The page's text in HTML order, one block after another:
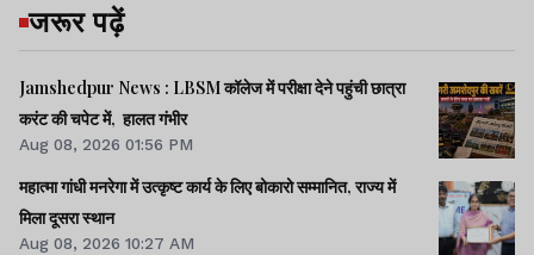
जरूर पढ़ें
Jamshedpur News : LBSM कॉलेज में परीक्षा देने पहुंची छात्रा
करंट की चपेट में, हालत गंभीर
Aug 08, 2026 01:56 PM
महात्मा गांधी मनरेगा में उत्कृष्ट कार्य के लिए बोकारो सम्मानित, राज्य में
मिला दूसरा स्थान
Aug 08, 2026 10:27 AM